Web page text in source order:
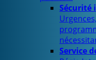
Sécurité
Service